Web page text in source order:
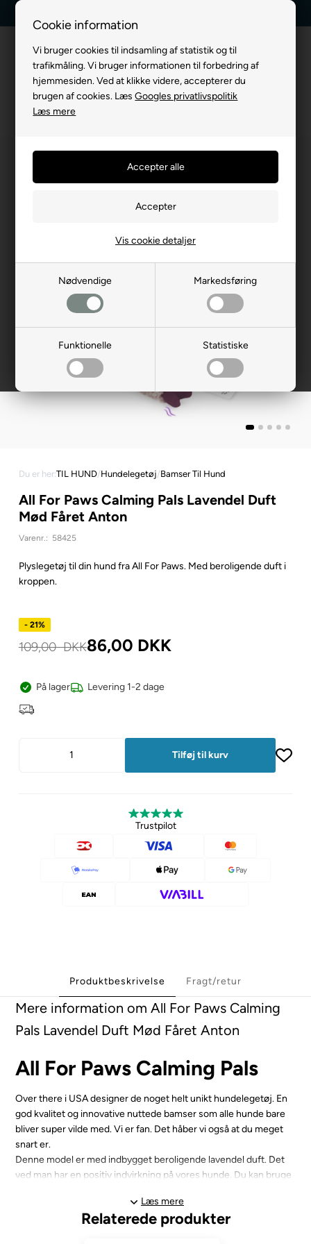
Cookie information
Vi bruger cookies til indsamling af statistik og til
trafikmåling. Vi bruger informationen til forbedring af
hjemmesiden. Ved at klikke videre, accepterer du
brugen af cookies. LæsGoogles privatlivspolitik
Læs mere
Nødvendige Markedsføring
Funktionelle Statistiske
Vis cookie detaljer
Du er her:TIL HUND/Hundelegetøj/Bamser Til Hund
All For Paws Calming Pals Lavendel Duft
Mød Fåret Anton
Varenr.: 58425
Plyslegetøj til din hund fra All For Paws. Med beroligende duft i
kroppen.
- 21%
109,00DKK86,00 DKK
På lager Levering 1-2 dage
Trustpilot
Produktbeskrivelse Fragt/retur
Mere information om All For Paws Calming
Pals Lavendel Duft Mød Fåret Anton
All For Paws Calming Pals
Over there i USA designer de noget helt unikt hundelegetøj. En
god kvalitet og innovative nuttede bamser som alle hunde bare
bliver super vilde med. Vi er fan. Det håber vi også at du meget
snart er.
Denne model er med indbygget beroligende lavendel duft. Det
ved man har en positiv indvirkning på vores hunde. Du kan bruge
flyve. Har du en ualmindelig destruktiv hund så vil den måske
ikke holde livet ud men de vovser som elsker at putte og lege
Læs mere
Relaterede produkter